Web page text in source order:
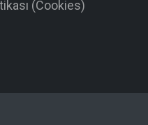
(Cookies)